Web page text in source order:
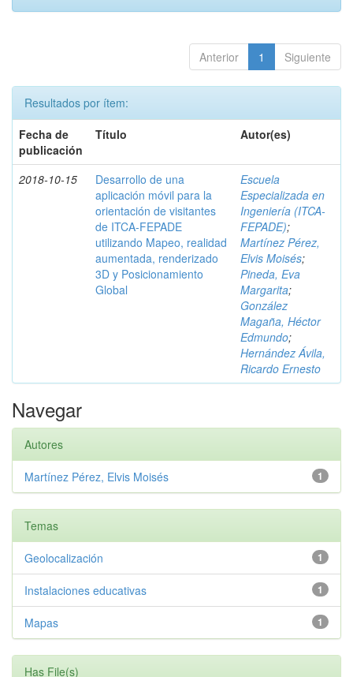
Anterior 1 Siguiente
Resultados por ítem:
Fecha de
publicación
Título Autor(es)
2018-10-15
Desarrollo de una
aplicación móvil para la
orientación de visitantes
de ITCA-FEPADE
utilizando Mapeo, realidad
aumentada, renderizado
3D y Posicionamiento
Global
Escuela
Especializada en
Ingeniería (ITCA-
FEPADE);
Martínez Pérez,
Elvis Moisés;
Pineda, Eva
Margarita;
González
Magaña, Héctor
Edmundo;
Hernández Ávila,
Ricardo Ernesto
Navegar
Autores
1
Martínez Pérez, Elvis Moisés
Temas
1
Geolocalización
1
Instalaciones educativas
1
Mapas
Has File(s)